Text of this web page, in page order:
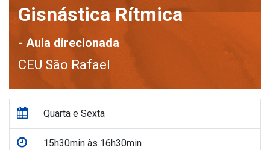
Gisnástica Rítmica
- Aula direcionada
CEU São Rafael
Quarta e Sexta
15h30min às 16h30min